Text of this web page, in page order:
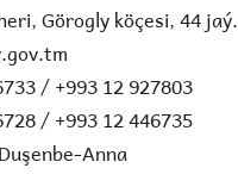
Görogly köçesi, 44 jaý.
/ +993 12 927803
/ +993 12 446735
Anna